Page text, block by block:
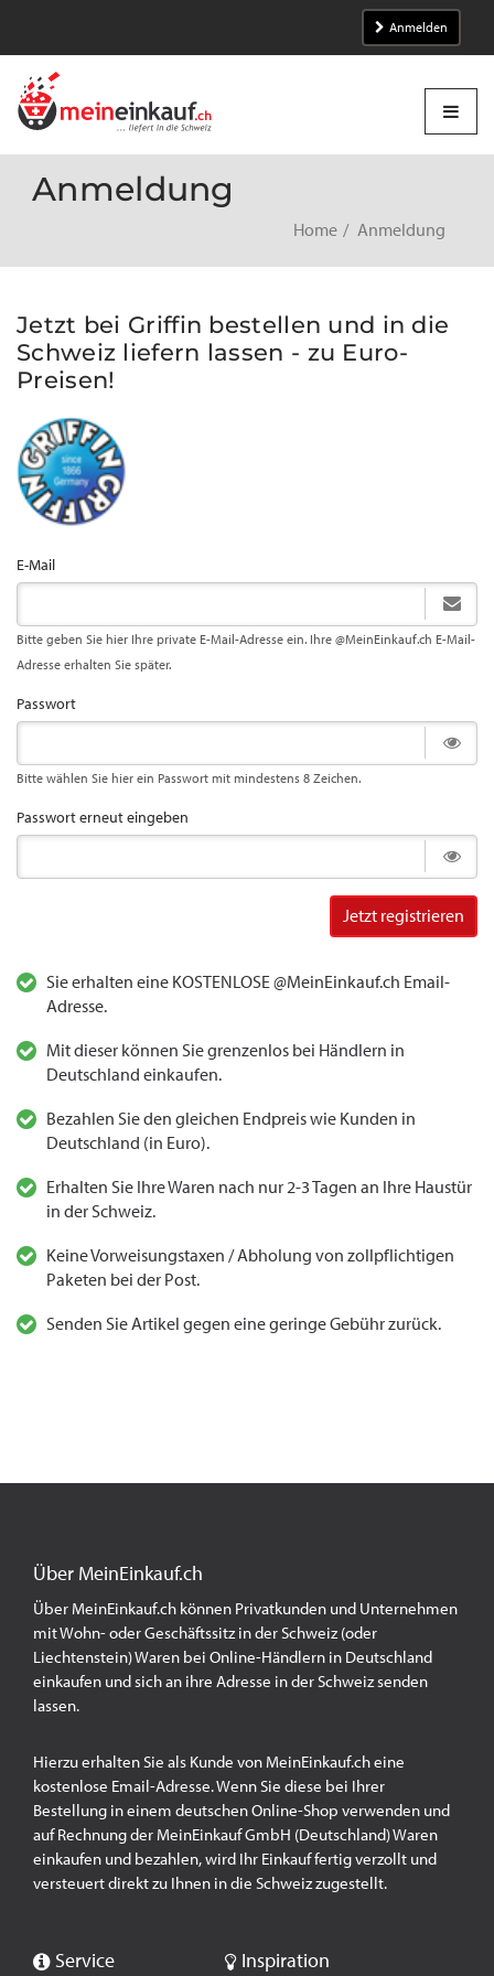
Anmelden
Anmeldung
Home Anmeldung
Jetzt bei Griffin bestellen und in die
Schweiz liefern lassen - zu Euro-
Preisen!
E-Mail
Bitte geben Sie hier Ihre private E-Mail-Adresse ein. Ihre @MeinEinkauf.ch E-Mail-
Adresse erhalten Sie später.
Passwort
Bitte wählen Sie hier ein Passwort mit mindestens 8 Zeichen.
Passwort erneut eingeben
Jetzt registrieren
Sie erhalten eine KOSTENLOSE @MeinEinkauf.ch Email-
Adresse.
Mit dieser können Sie grenzenlos bei Händlern in
Deutschland einkaufen.
Bezahlen Sie den gleichen Endpreis wie Kunden in
Deutschland (in Euro).
Erhalten Sie Ihre Waren nach nur 2-3 Tagen an Ihre Haustür
in der Schweiz.
Keine Vorweisungstaxen / Abholung von zollpflichtigen
Paketen bei der Post.
Senden Sie Artikel gegen eine geringe Gebühr zurück.
Über MeinEinkauf.ch
Über MeinEinkauf.ch können Privatkunden und Unternehmen
mit Wohn- oder Geschäftssitz in der Schweiz (oder
Liechtenstein) Waren bei Online-Händlern in Deutschland
einkaufen und sich an ihre Adresse in der Schweiz senden
lassen.
Hierzu erhalten Sie als Kunde von MeinEinkauf.ch eine
kostenlose Email-Adresse. Wenn Sie diese bei Ihrer
Bestellung in einem deutschen Online-Shop verwenden und
auf Rechnung der MeinEinkauf GmbH (Deutschland) Waren
einkaufen und bezahlen, wird Ihr Einkauf fertig verzollt und
versteuert direkt zu Ihnen in die Schweiz zugestellt.
Service Inspiration